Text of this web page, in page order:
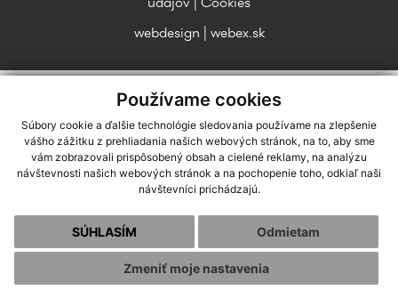
Používame cookies
Súbory cookie a ďalšie technológie sledovania používame na zlepšenie
vášho zážitku z prehliadania našich webových stránok, na to, aby sme
vám zobrazovali prispôsobený obsah a cielené reklamy, na analýzu
návštevnosti našich webových stránok a na pochopenie toho, odkiaľ naši
návštevníci prichádzajú.
SÚHLASÍM Odmietam
Zmeniť moje nastavenia
webdesign
webex.sk